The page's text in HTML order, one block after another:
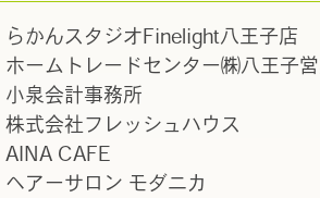
らかんスタジオFinelight八王子店
ホームトレードセンター㈱八王子
小泉会計事務所
株式会社フレッシュハウス
AINA CAFE
ヘアーサロン モダニカ